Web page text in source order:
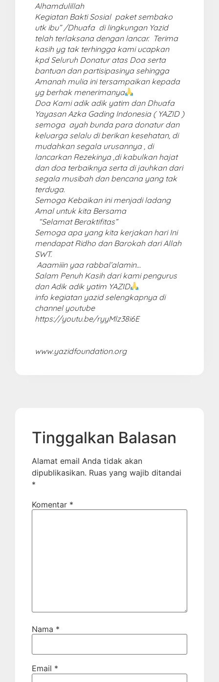
Alhamdulillah
Kegiatan Bakti Sosialpaket sembako
utk ibu” /Dhuafa di lingkungan Yazid
telah terlaksana dengan lancar. Terima
kasih yg tak terhingga kami ucapkan
kpd Seluruh Donatur atas Doa serta
bantuan dan partisipasinya sehingga
Amanah mulia ini tersampaikan kepada
yg berhak menerimanya
Doa Kami adik adik yatim dan Dhuafa
Yayasan Azka Gading Indonesia ( YAZID )
semoga ayah bunda para donatur dan
keluarga selalu di berikan kesehatan, di
mudahkan segala urusannya , di
lancarkan Rezekinya ,di kabulkan hajat
dan doa terbaiknya serta di jauhkan dari
segala musibah dan bencana yang tak
terduga.
Semoga Kebaikan ini menjadi ladang
Amal untuk kita Bersama
“Selamat Beraktifitas”
Semoga apa yang kita kerjakan hari Ini
mendapat Ridho dan Barokah dari Allah
SWT.
Aaamiiin yaa rabbal’alamin…
Salam Penuh Kasih dari kami pengurus
dan Adik adik yatim YAZID
info kegiatan yazid selengkapnya di
channel youtube
https://youtu.be/ryyMlz38i6E
www.yazidfoundation.org
Tinggalkan Balasan
Alamat email Anda tidak akan
dipublikasikan. Ruas yang wajib ditandai
*
Komentar *
Nama *
Email *